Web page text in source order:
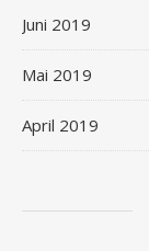
Juni 2019
Mai 2019
April 2019